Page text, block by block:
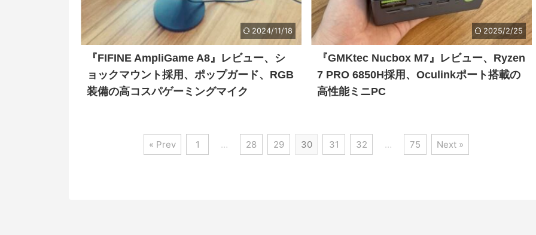
2024/11/18
『FIFINE AmpliGame A8』レビュー、シ
ョックマウント採用、ポップガード、RGB
装備の高コスパゲーミングマイク
2025/2/25
『GMKtec Nucbox M7』レビュー、Ryzen
7 PRO 6850H採用、Oculinkポート搭載の
高性能ミニPC
« Prev 1 … 28 29 30 31 32 … 75 Next »